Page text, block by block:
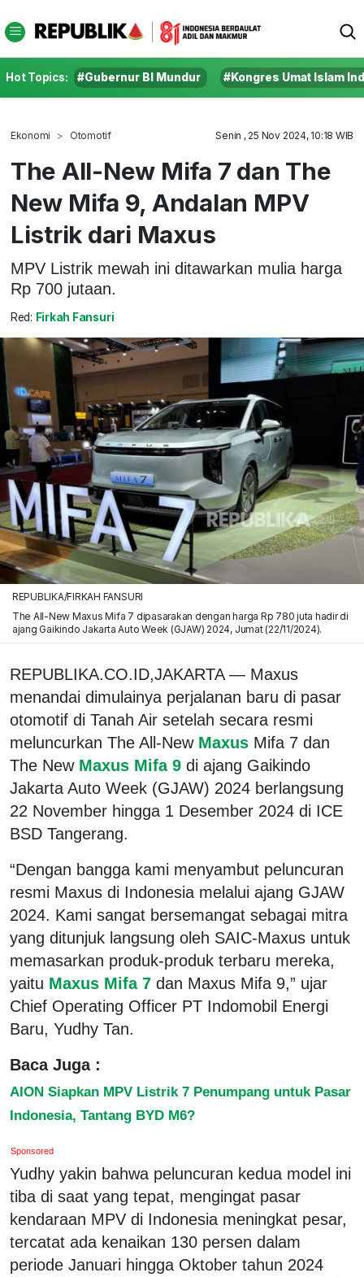
Hot Topics: #Gubernur BI Mundur #Kongres Umat Islam
Ekonomi Otomotif Senin , 25 Nov 2024, 10:18 WIB
The All-New Mifa 7 dan The
New Mifa 9, Andalan MPV
Listrik dari Maxus
MPV Listrik mewah ini ditawarkan mulia harga
Rp 700 jutaan.
Red: Firkah Fansuri
REPUBLIKA/FIRKAH FANSURI
The All-New Maxus Mifa 7 dipasarakan dengan harga Rp 780 juta hadir di
ajang Gaikindo Jakarta Auto Week (GJAW) 2024, Jumat (22/11/2024).
REPUBLIKA.CO.ID,JAKARTA — Maxus
menandai dimulainya perjalanan baru di pasar
otomotif di Tanah Air setelah secara resmi
meluncurkan The All-NewMaxus Mifa 7 dan
The NewMaxus Mifa 9 di ajang Gaikindo
Jakarta Auto Week (GJAW) 2024 berlangsung
22 November hingga 1 Desember 2024 di ICE
BSD Tangerang.
“Dengan bangga kami menyambut peluncuran
resmi Maxus di Indonesia melalui ajang GJAW
2024. Kami sangat bersemangat sebagai mitra
yang ditunjuk langsung oleh SAIC-Maxus untuk
memasarkan produk-produk terbaru mereka,
yaitu Maxus Mifa 7 dan Maxus Mifa 9,” ujar
Chief Operating Officer PT Indomobil Energi
Baru, Yudhy Tan.
Baca Juga :
AION Siapkan MPV Listrik 7 Penumpang untuk Pasar
Indonesia, Tantang BYD M6?
Sponsored
Yudhy yakin bahwa peluncuran kedua model ini
tiba di saat yang tepat, mengingat pasar
kendaraan MPV di Indonesia meningkat pesar,
tercatat ada kenaikan 130 persen dalam
periode Januari hingga Oktober tahun 2024